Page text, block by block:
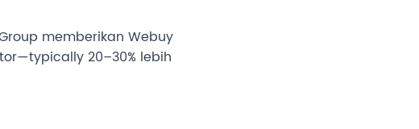
memberikan Webuy
20–30% lebih